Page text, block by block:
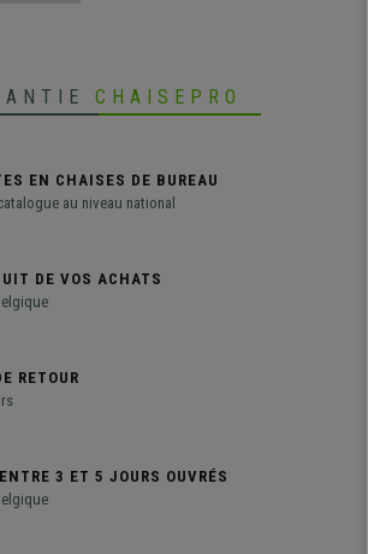
CHAISEPRO
EN CHAISES DE BUREAU
au niveau national
DE VOS ACHATS
RETOUR
3 ET 5 JOURS OUVRÉS